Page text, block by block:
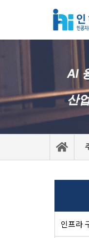
텐
뛰
AI
산
인프라